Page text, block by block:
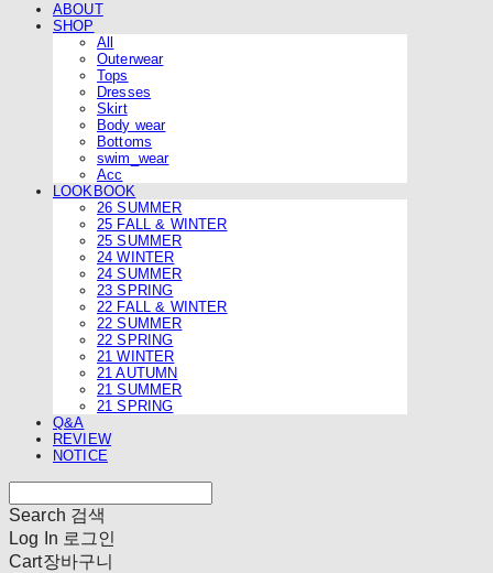
ABOUT
SHOP
All
Outerwear
Tops
Dresses
Skirt
Body wear
Bottoms
swim_wear
Acc
LOOKBOOK
26 SUMMER
25 FALL & WINTER
25 SUMMER
24 WINTER
24 SUMMER
23 SPRING
22 FALL & WINTER
22 SUMMER
22 SPRING
21 WINTER
21 AUTUMN
21 SUMMER
21 SPRING
Q&A
REVIEW
NOTICE
Search 검색
Log In 로그인
Cart장바구니